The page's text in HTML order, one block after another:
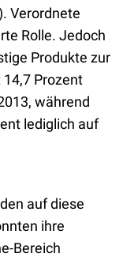
Verordnete
Rolle. Jedoch
Produkte zur
14,7 Prozent
während
lediglich auf
auf diese
ihre
Bereich